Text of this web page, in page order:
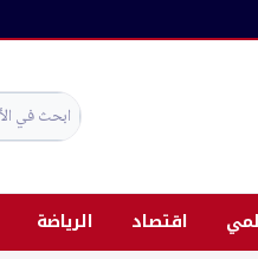
اقتصاد الرياضة